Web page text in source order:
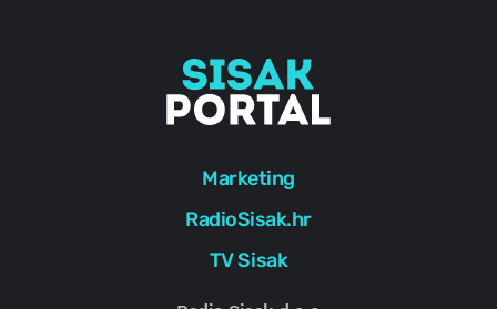
Marketing
RadioSisak.hr
TV Sisak